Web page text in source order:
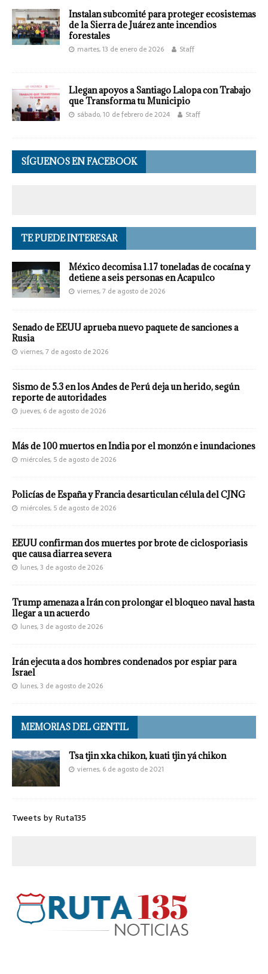
Instalan subcomité para proteger ecosistemas
de la Sierra de Juárez ante incendios
forestales
martes, 13 de enero de 2026 Staff
Llegan apoyos a Santiago Lalopa con Trabajo
que Transforma tu Municipio
sábado, 10 de febrero de 2024 Staff
SÍGUENOS EN FACEBOOK
TE PUEDE INTERESAR
México decomisa 1.17 toneladas de cocaína y
detiene a seis personas en Acapulco
viernes, 7 de agosto de 2026
Senado de EEUU aprueba nuevo paquete de sanciones a
Rusia
viernes, 7 de agosto de 2026
Sismo de 5.3 en los Andes de Perú deja un herido, según
reporte de autoridades
jueves, 6 de agosto de 2026
Más de 100 muertos en India por el monzón e inundaciones
miércoles, 5 de agosto de 2026
Policías de España y Francia desarticulan célula del CJNG
miércoles, 5 de agosto de 2026
EEUU confirman dos muertes por brote de ciclosporiasis
que causa diarrea severa
lunes, 3 de agosto de 2026
Trump amenaza a Irán con prolongar el bloqueo naval hasta
llegar a un acuerdo
lunes, 3 de agosto de 2026
Irán ejecuta a dos hombres condenados por espiar para
Israel
lunes, 3 de agosto de 2026
MEMORIAS DEL GENTIL
Tsa tjin xka chikon, kuati tjin yá chikon
viernes, 6 de agosto de 2021
Tweets by Ruta135